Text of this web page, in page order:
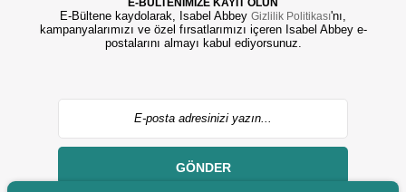
E-BÜLTENİMİZE KAYIT OLUN
E-Bültene kaydolarak, Isabel Abbey Gizlilik Politikası'nı,
kampanyalarımızı ve özel fırsatlarımızı içeren Isabel Abbey e-
postalarını almayı kabul ediyorsunuz.
GÖNDER